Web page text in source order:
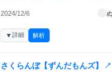
2024/12/6
▼詳細 解析
さくらんぼ【ずんだもんズ】 ↗